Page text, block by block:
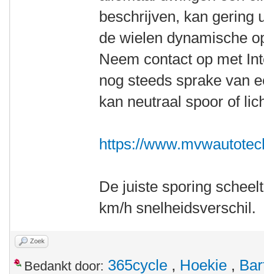
beschrijven, kan gering
de wielen dynamische
Neem contact op met
nog steeds sprake van
kan neutraal spoor of
https://
De juiste sporing
km/h snelheidsverschil.
Zoek
Bedankt door: 365cycle , Hoekie ,